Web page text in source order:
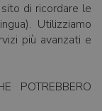
di ricordare le
Utilizziamo
più avanzati e
POTREBBERO